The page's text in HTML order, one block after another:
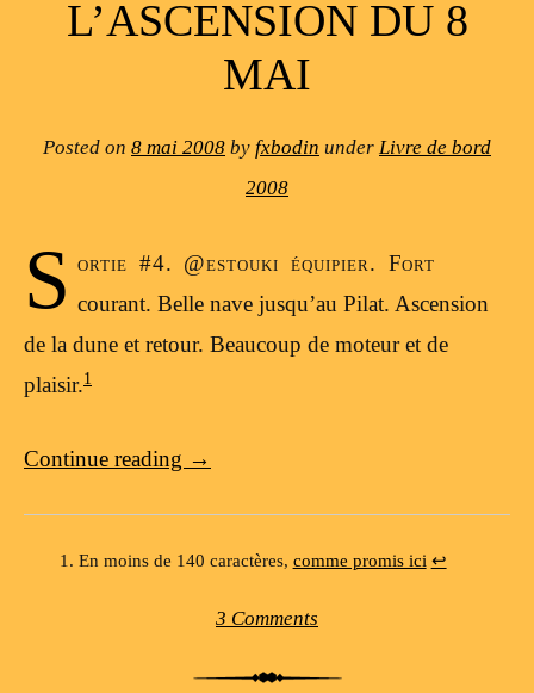
L’ASCENSION DU 8
MAI
Posted on 8 mai 2008 by fxbodin under Livre de bord
2008
S ortie #4. @estouki équipier. Fort
courant. Belle nave jusqu’au Pilat. Ascension
de la dune et retour. Beaucoup de moteur et de
plaisir.1
Continue reading →
En moins de 140 caractères, comme promis ici ↩
3 Comments